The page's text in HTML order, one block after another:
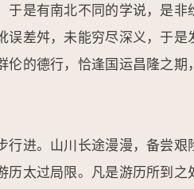
是有南北不同的学说，是非
差舛，未能穷尽深义，于
的德行，恰逢国运昌隆之期
进。山川长途漫漫，备尝
太过局限。凡是游历所到